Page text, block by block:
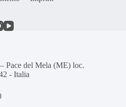
Pace del Mela (ME) loc.
- Italia